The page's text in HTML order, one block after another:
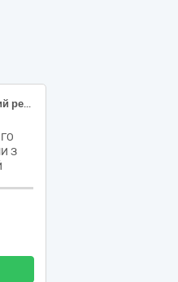
Виконання робіт по об’єкту: "Капітальний ремонт будівлі ДЕС літ. З (РУ-0,4 кВ ЗТП-178) АРЗ СП ГУ ДСНС України у Вінницькі області за адресою Вінницька область, Вінницький район, с. Якушинці, Комплекс будівель та споруд, №7 (коригування 1)" (ДК 021:2015: 45453000-7 Капітальний ремонт і реставрація)
З